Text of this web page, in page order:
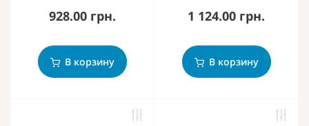
928.00 грн.
В корзину
1 124.00 грн.
В корзину